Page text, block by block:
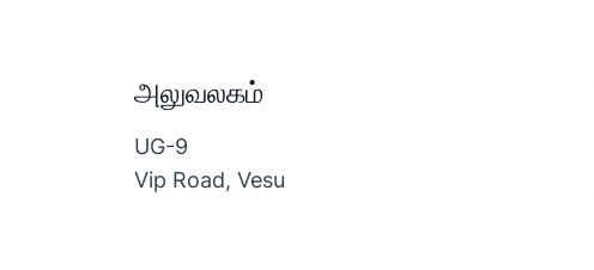
அலுவலகம்
UG-9
Vip Road, Vesu